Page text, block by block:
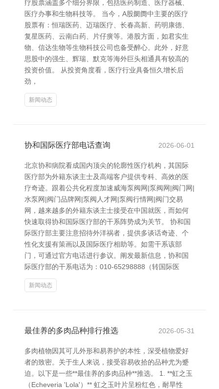
疗股票涵盖多个细分界限，包括医药制造、医疗器械、
医疗办事和生物科技等。 当今，A股阛阓中主要的医疗
股票有：恒瑞医药、迈瑞医疗、长春高新、药明康德、
复星医药、云南白药、片仔癀等。港股方面，如君实生
物、信达生物等生物科技公司也备受醉心。此外，好意
思股中的强生、辉瑞、默克等海外巨头相通具有较高的
投资价值。 从投资角度看，医疗行业具备恒久增长后
劲，
新闻动态
协和国际医疗部电话查询 2026-06-01
北京协和病院看成国内顶尖的轮廓性医疗机构，其国际
医疗部为外籍东谈主士及高端客户提供专科、高效的医
疗奇迹。跟着公共化程度加速威海泵阀网|泵阀网|阀门网|
水泵网|阀门品牌网|泵阀人才网|泵阀行情网|阀门交易
网，越来越多的外籍东谈主士接受在中国就医，而如何
快速取得协和国际医疗部的干系阵势成为关节。 协和国
际医疗部主要注意招待外洋祸者，提供多谈话奇迹、个
性化支援有策画以及国际医疗相助等。如需干系该部
门，可通过官方电话进行参议。阐发最新信息，协和国
际医疗部的干系电话为：010-65298888（转国际医
新闻动态
最佳养的多肉品种排行推选 2026-05-31
多肉植物因其可儿外形和易养护的本性，深受植物爱好
者的致密。关于生人来说，接受容易收拾的品种尤为蹙
迫。以下是一些**最佳养的多肉品种**推选。 1. **虹之玉
（Echeveria 'Lola'）** 虹之玉叶片呈粉红色，耐旱性